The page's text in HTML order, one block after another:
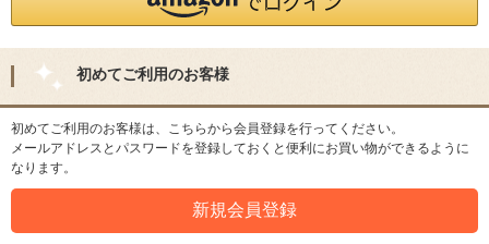
初めてご利用のお客様
初めてご利用のお客様は、こちらから会員登録を行ってください。
メールアドレスとパスワードを登録しておくと便利にお買い物ができるように
なります。